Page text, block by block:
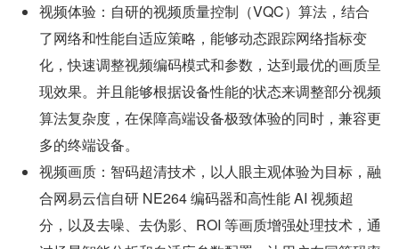
视频体验：自研的视频质量控制（VQC）算法，结合
了网络和性能自适应策略，能够动态跟踪网络指标变
化，快速调整视频编码模式和参数，达到最优的画质呈
现效果。并且能够根据设备性能的状态来调整部分视频
算法复杂度，在保障高端设备极致体验的同时，兼容更
多的终端设备。
视频画质：智码超清技术，以人眼主观体验为目标，融
合网易云信自研 NE264 编码器和高性能 AI 视频超
分，以及去噪、去伪影、ROI 等画质增强处理技术，通